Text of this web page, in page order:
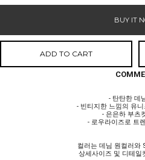
BUY IT
ADD TO CART
- 탄탄한 데
- 빈티지한 느낌의 유
- 은은하 부츠
- 로우라이즈로 트
컬러는 데님 원컬러와
상세사이즈 및 디테일